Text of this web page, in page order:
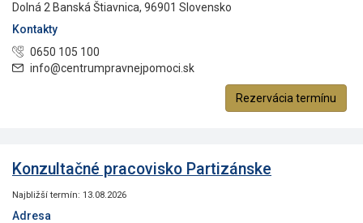
Dolná 2 Banská Štiavnica, 96901 Slovensko
Kontakty
0650 105 100
info@centrumpravnejpomoci.sk
Rezervácia termínu
Konzultačné pracovisko Partizánske
Najbližší termín: 13.08.2026
Adresa